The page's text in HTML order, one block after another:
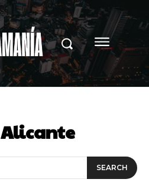
Alicante
SEARCH